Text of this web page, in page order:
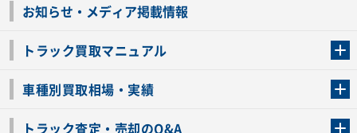
お知らせ・メディア掲載情報
トラック買取マニュアル
車種別買取相場・実績
トラック査定・売却のQ&A